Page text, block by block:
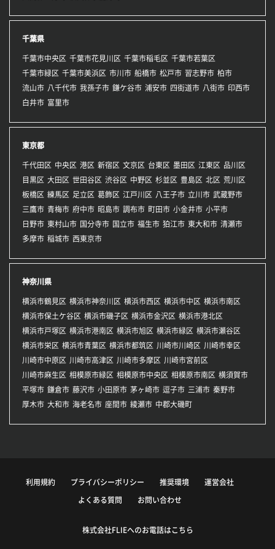
千葉県
千葉市中央区 千葉市花見川区 千葉市稲毛区 千葉市若葉区
千葉市緑区 千葉市美浜区 市川市 船橋市 松戸市 習志野市 柏市
流山市 八千代市 我孫子市 鎌ケ谷市 浦安市 四街道市 八街市 印西市
白井市 富里市
東京都
千代田区 中央区 港区 新宿区 文京区 台東区 墨田区 江東区 品川区
目黒区 大田区 世田谷区 渋谷区 中野区 杉並区 豊島区 北区 荒川区
板橋区 練馬区 足立区 葛飾区 江戸川区 八王子市 立川市 武蔵野市
三鷹市 青梅市 府中市 昭島市 調布市 町田市 小金井市 小平市
日野市 東村山市 国分寺市 国立市 福生市 狛江市 東大和市 清瀬市
多摩市 稲城市 西東京市
神奈川県
横浜市鶴見区 横浜市神奈川区 横浜市西区 横浜市中区 横浜市南区
横浜市保土ケ谷区 横浜市磯子区 横浜市金沢区 横浜市港北区
横浜市戸塚区 横浜市港南区 横浜市旭区 横浜市緑区 横浜市瀬谷区
横浜市栄区 横浜市青葉区 横浜市都筑区 川崎市川崎区 川崎市幸区
川崎市中原区 川崎市高津区 川崎市多摩区 川崎市宮前区
川崎市麻生区 相模原市緑区 相模原市中央区 相模原市南区 横須賀市
平塚市 鎌倉市 藤沢市 小田原市 茅ヶ崎市 逗子市 三浦市 秦野市
厚木市 大和市 海老名市 座間市 綾瀬市 中郡大磯町
利用規約 プライバシーポリシー 推奨環境 運営会社
よくある質問 お問い合わせ
株式会社FLIEへのお電話はこちら